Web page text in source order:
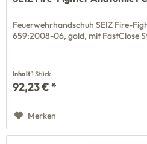
Feuerwehrhandschuh SEIZ Fire-
659:2008-06, gold, mit FastClose
Inhalt1 Stück
92,23 € *
Merken